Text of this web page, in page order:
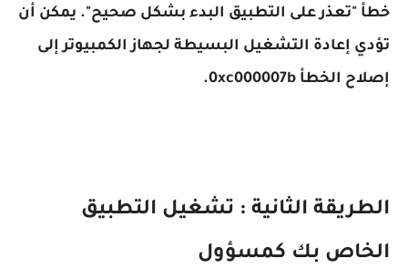
خطأ "تعذر على التطبيق البدء بشكل صحيح". يمكن أن
تؤدي إعادة التشغيل البسيطة لجهاز الكمبيوتر إلى
إصلاح الخطأ 0xc000007b.
الطريقة الثانية : تشغيل التطبيق
الخاص بك كمسؤول